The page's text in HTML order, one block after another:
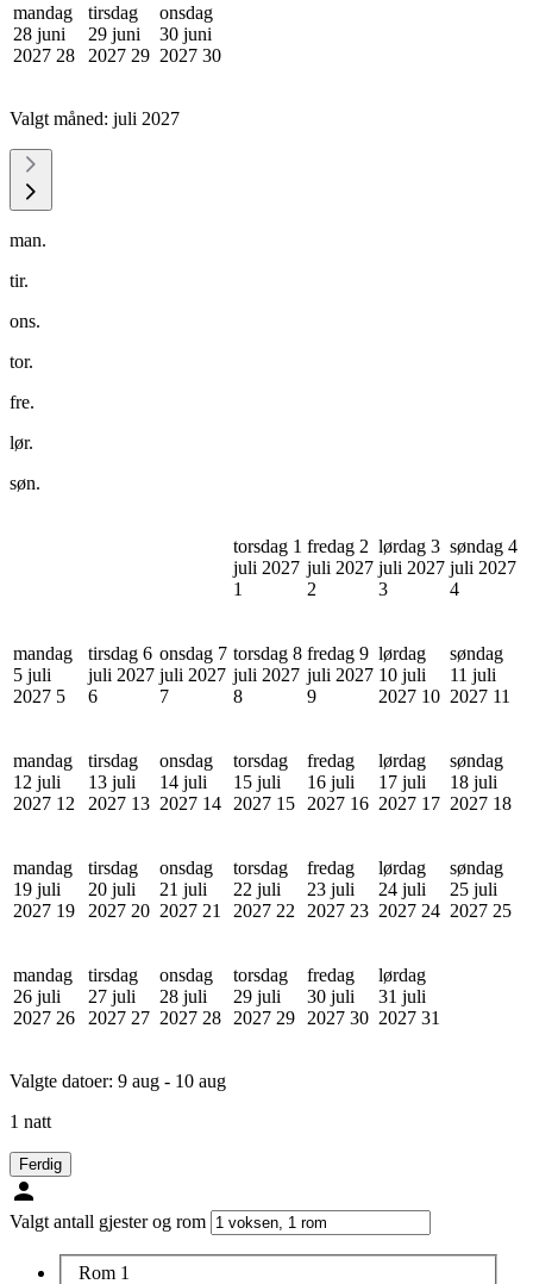
mandag
28 juni
2027 28
tirsdag
29 juni
2027 29
onsdag
30 juni
2027 30
Valgt måned: juli 2027
man.
tir.
ons.
tor.
fre.
lør.
søn.
torsdag 1
juli 2027
1
fredag 2
juli 2027
2
lørdag 3
juli 2027
3
søndag 4
juli 2027
4
mandag
5 juli
2027 5
tirsdag 6
juli 2027
6
onsdag 7
juli 2027
7
torsdag 8
juli 2027
8
fredag 9
juli 2027
9
lørdag
10 juli
2027 10
søndag
11 juli
2027 11
mandag
12 juli
2027 12
tirsdag
13 juli
2027 13
onsdag
14 juli
2027 14
torsdag
15 juli
2027 15
fredag
16 juli
2027 16
lørdag
17 juli
2027 17
søndag
18 juli
2027 18
mandag
19 juli
2027 19
tirsdag
20 juli
2027 20
onsdag
21 juli
2027 21
torsdag
22 juli
2027 22
fredag
23 juli
2027 23
lørdag
24 juli
2027 24
søndag
25 juli
2027 25
mandag
26 juli
2027 26
tirsdag
27 juli
2027 27
onsdag
28 juli
2027 28
torsdag
29 juli
2027 29
fredag
30 juli
2027 30
lørdag
31 juli
2027 31
Valgte datoer: 9 aug - 10 aug
1 natt
Ferdig
Valgt antall gjester og rom
Rom 1